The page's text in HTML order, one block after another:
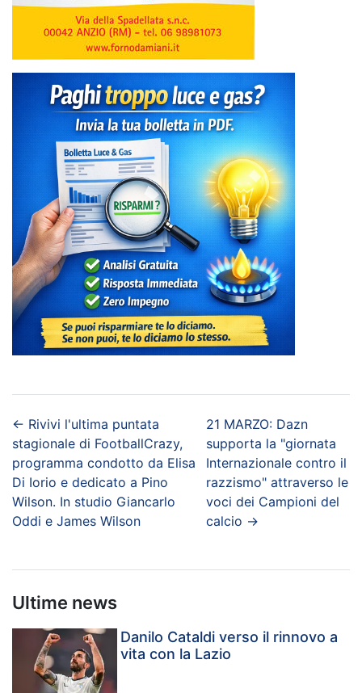
← Rivivi l'ultima puntata
stagionale di FootballCrazy,
programma condotto da Elisa
Di Iorio e dedicato a Pino
Wilson. In studio Giancarlo
Oddi e James Wilson
21 MARZO: Dazn
supporta la "giornata
Internazionale contro il
razzismo" attraverso le
voci dei Campioni del
calcio →
Ultime news
Danilo Cataldi verso il rinnovo a
vita con la Lazio